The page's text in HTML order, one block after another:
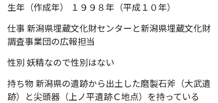
生年（作成年） １９９８年（平成１０年）
仕事 新潟県埋蔵文化財センターと新潟県埋蔵文化財
調査事業団の広報担当
性別 妖精なので性別はない
持ち物 新潟県の遺跡から出土した磨製石斧（大武遺
跡）と尖頭器（上ノ平遺跡Ｃ地点）を持っている